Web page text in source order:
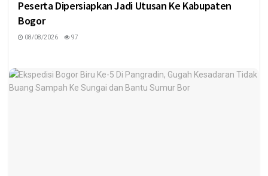
Peserta Dipersiapkan Jadi Utusan Ke Kabupaten
Bogor
08/08/2026 97